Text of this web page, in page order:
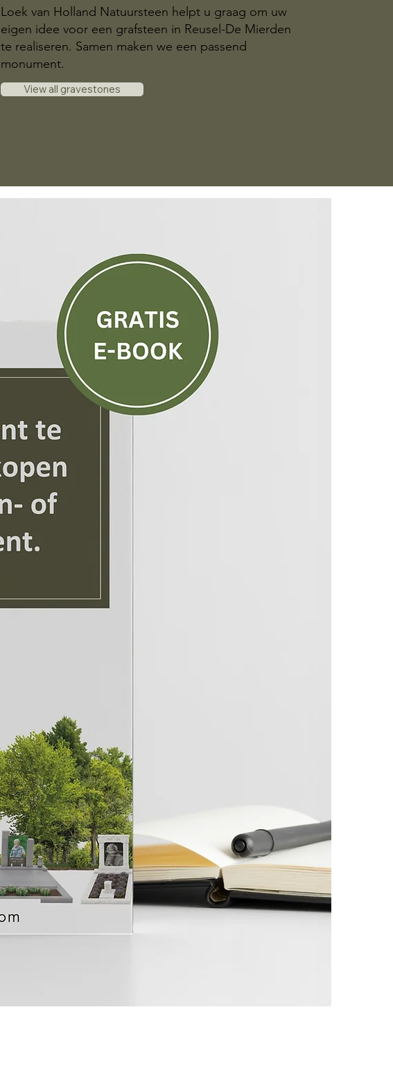
Loek van Holland Natuursteen helpt u graag om uw
eigen idee voor een grafsteen in Reusel-De Mierden
te realiseren. Samen maken we een passend
monument.
View all gravestones